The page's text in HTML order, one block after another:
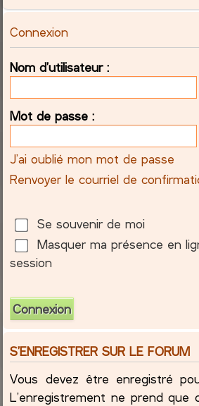
Connexion
Nom d’utilisateur :
Mot de passe :
J’ai oublié mon mot de passe
Renvoyer le courriel de
Se souvenir de moi
Masquer ma présence en
session
S’ENREGISTRER SUR LE FORUM
Vous devez être enregistré
L’enregistrement ne prend que